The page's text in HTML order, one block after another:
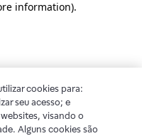
information).
cookies para:
seu acesso; e
visando o
Alguns cookies são